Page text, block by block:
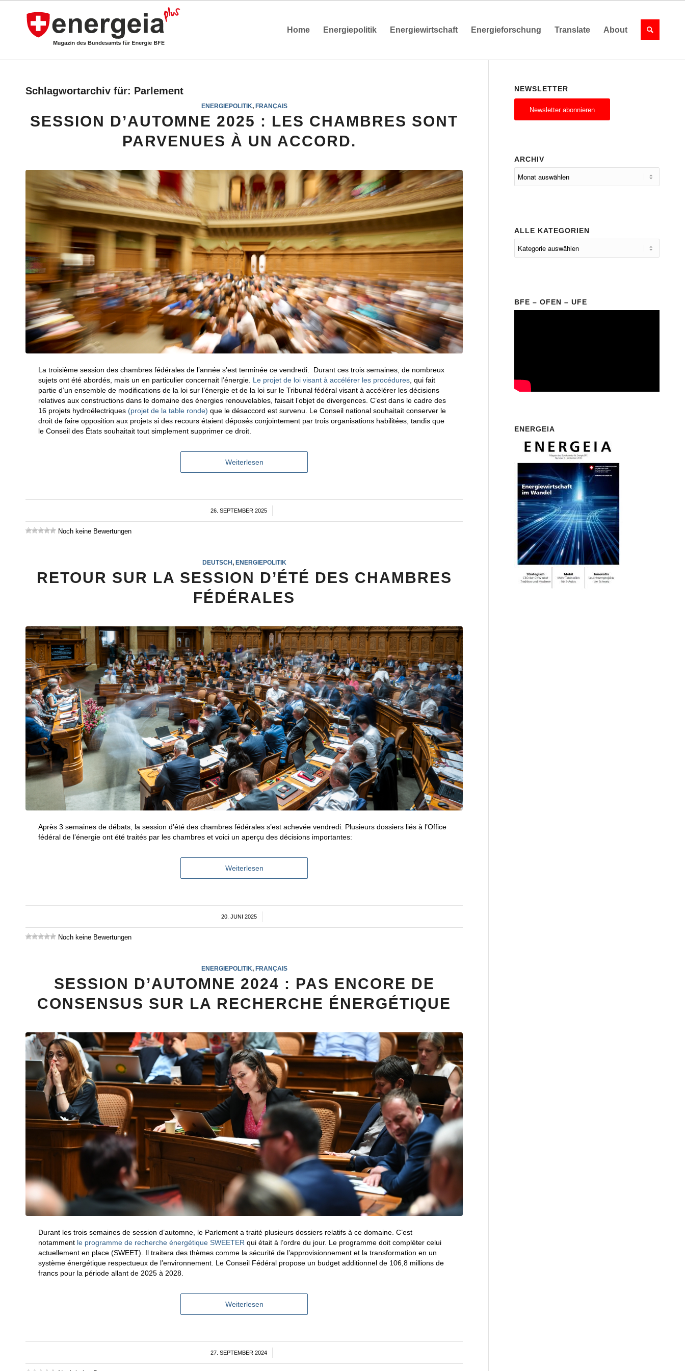
Home Energiepolitik Energiewirtschaft Energieforschung Translate About
Schlagwortarchiv für: Parlement
ENERGIEPOLITIK, FRANÇAIS
SESSION D’AUTOMNE 2025 : LES CHAMBRES SONT
PARVENUES À UN ACCORD.
La troisième session des chambres fédérales de l’année s’est terminée ce vendredi. Durant ces trois semaines, de nombreux
sujets ont été abordés, mais un en particulier concernait l’énergie. Le projet de loi visant à accélérer les procédures, qui fait
partie d’un ensemble de modifications de la loi sur l’énergie et de la loi sur le Tribunal fédéral visant à accélérer les décisions
relatives aux constructions dans le domaine des énergies renouvelables, faisait l’objet de divergences. C’est dans le cadre des
16 projets hydroélectriques (projet de la table ronde) que le désaccord est survenu. Le Conseil national souhaitait conserver le
droit de faire opposition aux projets si des recours étaient déposés conjointement par trois organisations habilitées, tandis que
le Conseil des États souhaitait tout simplement supprimer ce droit.
Weiterlesen
26. SEPTEMBER 2025
/
Noch keine Bewertungen
DEUTSCH, ENERGIEPOLITIK
RETOUR SUR LA SESSION D’ÉTÉ DES CHAMBRES
FÉDÉRALES
Après 3 semaines de débats, la session d’été des chambres fédérales s’est achevée vendredi. Plusieurs dossiers liés à l’Office
fédéral de l’énergie ont été traités par les chambres et voici un aperçu des décisions importantes:
Weiterlesen
20. JUNI 2025
/
Noch keine Bewertungen
ENERGIEPOLITIK FRANÇAIS
SESSION D’AUTOMNE 2024 : PAS ENCORE DE
CONSENSUS SUR LA RECHERCHE ÉNERGÉTIQUE
Durant les trois semaines de session d’automne, le Parlement a traité plusieurs dossiers relatifs à ce domaine. C’est
notamment le programme de recherche énergétique SWEETER qui était à l’ordre du jour. Le programme doit compléter celui
actuellement en place (SWEET). Il traitera des thèmes comme la sécurité de l’approvisionnement et la transformation en un
système énergétique respectueux de l’environnement. Le Conseil Fédéral propose un budget additionnel de 106,8 millions de
francs pour la période allant de 2025 à 2028.
Weiterlesen
27. SEPTEMBER 2024
/
NEWSLETTER
Newsletter abonnieren
ARCHIV
ALLE KATEGORIEN
BFE – OFEN – UFE
ENERGEIA